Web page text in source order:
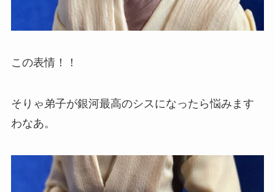
この表情！！
そりゃ弟子が銀河最高のシスになったら悩みます
わなあ。